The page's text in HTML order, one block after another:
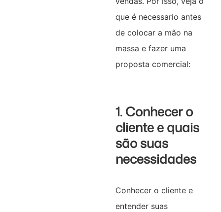
que é necessario antes
de colocar a mão na
massa e fazer uma
proposta comercial:
1. Conhecer o
cliente e quais
são suas
necessidades
Conhecer o cliente e
entender suas